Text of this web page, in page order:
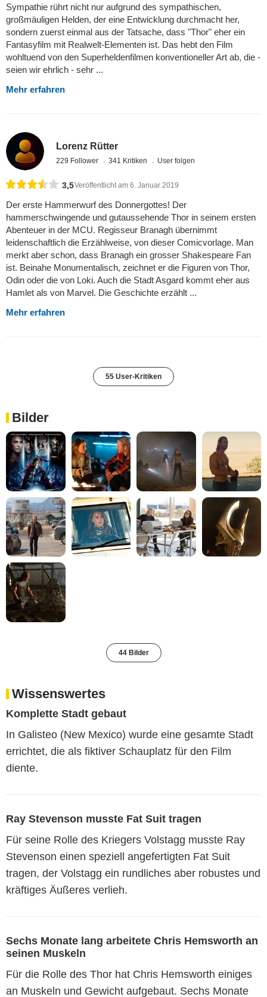
Sympathie rührt nicht nur aufgrund des sympathischen,
großmäuligen Helden, der eine Entwicklung durchmacht her,
sondern zuerst einmal aus der Tatsache, dass "Thor" eher ein
Fantasyfilm mit Realwelt-Elementen ist. Das hebt den Film
wohltuend von den Superheldenfilmen konventioneller Art ab, die -
seien wir ehrlich - sehr ...
Mehr erfahren
Lorenz Rütter
229 Follower 341 Kritiken User folgen
3,5Veröffentlicht am 6. Januar 2019
Der erste Hammerwurf des Donnergottes! Der
hammerschwingende und gutaussehende Thor in seinem ersten
Abenteuer in der MCU. Regisseur Branagh übernimmt
leidenschaftlich die Erzählweise, von dieser Comicvorlage. Man
merkt aber schon, dass Branagh ein grosser Shakespeare Fan
ist. Beinahe Monumentalisch, zeichnet er die Figuren von Thor,
Odin oder die von Loki. Auch die Stadt Asgard kommt eher aus
Hamlet als von Marvel. Die Geschichte erzählt ...
Mehr erfahren
55 User-Kritiken
Bilder
44 Bilder
Wissenswertes
Komplette Stadt gebaut
In Galisteo (New Mexico) wurde eine gesamte Stadt
errichtet, die als fiktiver Schauplatz für den Film
diente.
Ray Stevenson musste Fat Suit tragen
Für seine Rolle des Kriegers Volstagg musste Ray
Stevenson einen speziell angefertigten Fat Suit
tragen, der Volstagg ein rundliches aber robustes und
kräftiges Äußeres verlieh.
Sechs Monate lang arbeitete Chris Hemsworth an
seinen Muskeln
Für die Rolle des Thor hat Chris Hemsworth einiges
an Muskeln und Gewicht aufgebaut. Sechs Monate